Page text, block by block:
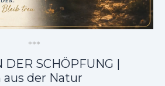
***
DER SCHÖPFUNG |
der Natur